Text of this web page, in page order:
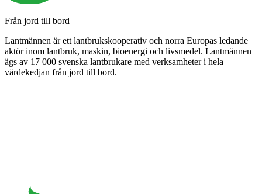
Från jord till bord
Lantmännen är ett lantbrukskooperativ och norra Europas ledande
aktör inom lantbruk, maskin, bioenergi och livsmedel. Lantmännen
ägs av 17 000 svenska lantbrukare med verksamheter i hela
värdekedjan från jord till bord.